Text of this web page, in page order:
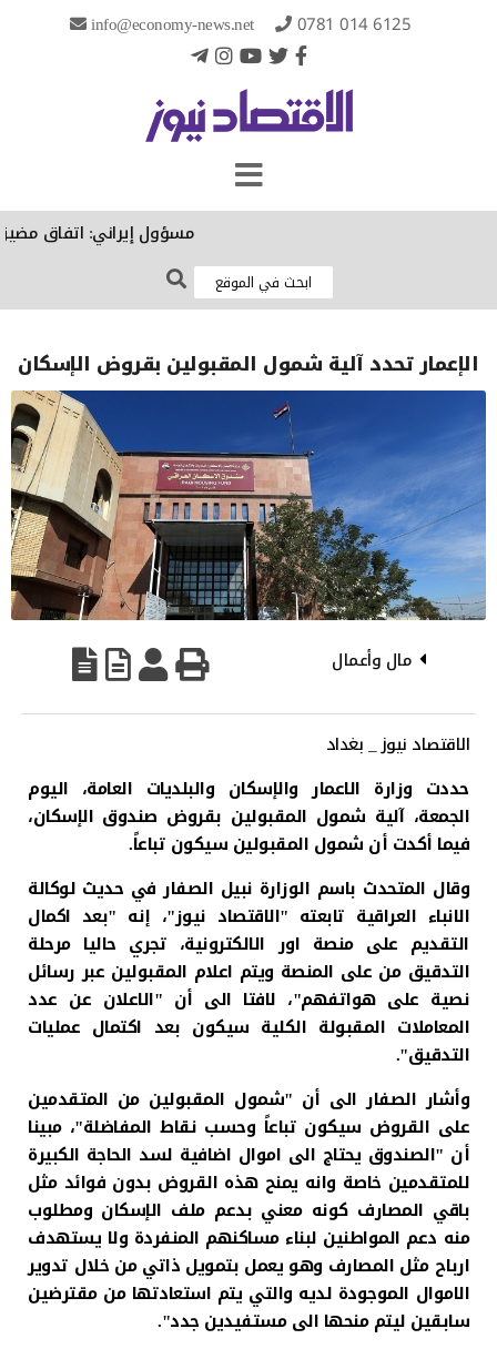
info@economy-news.net 0781 014 6125
مسؤول إيراني: اتفاق مضيق
الإعمار تحدد آلية شمول المقبولين بقروض الإسكان
مال وأعمال
الاقتصاد نيوز _ بغداد
حددت وزارة الاعمار والإسكان والبلديات العامة، اليوم
الجمعة، آلية شمول المقبولين بقروض صندوق الإسكان،
فيما أكدت أن شمول المقبولين سيكون تباعاً.
وقال المتحدث باسم الوزارة نبيل الصفار في حديث لوكالة
الانباء العراقية تابعته "الاقتصاد نيوز"، إنه "بعد اكمال
التقديم على منصة اور الالكترونية، تجري حاليا مرحلة
التدقيق من على المنصة ويتم اعلام المقبولين عبر رسائل
نصية على هواتفهم"، لافتا الى أن "الاعلان عن عدد
المعاملات المقبولة الكلية سيكون بعد اكتمال عمليات
التدقيق".
وأشار الصفار الى أن "شمول المقبولين من المتقدمين
على القروض سيكون تباعاً وحسب نقاط المفاضلة"، مبينا
أن "الصندوق يحتاج الى اموال اضافية لسد الحاجة الكبيرة
للمتقدمين خاصة وانه يمنح هذه القروض بدون فوائد مثل
باقي المصارف كونه معني بدعم ملف الإسكان ومطلوب
منه دعم المواطنين لبناء مساكنهم المنفردة ولا يستهدف
ارباح مثل المصارف وهو يعمل بتمويل ذاتي من خلال تدوير
الاموال الموجودة لديه والتي يتم استعادتها من مقترضين
سابقين ليتم منحها الى مستفيدين جدد".